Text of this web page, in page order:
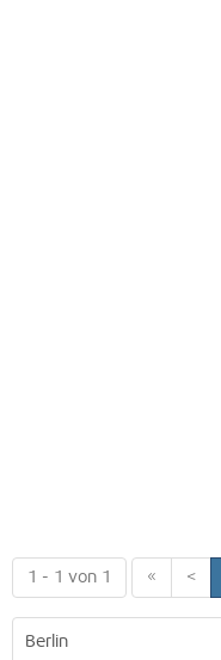
1 - 1 von 1 « <
Berlin